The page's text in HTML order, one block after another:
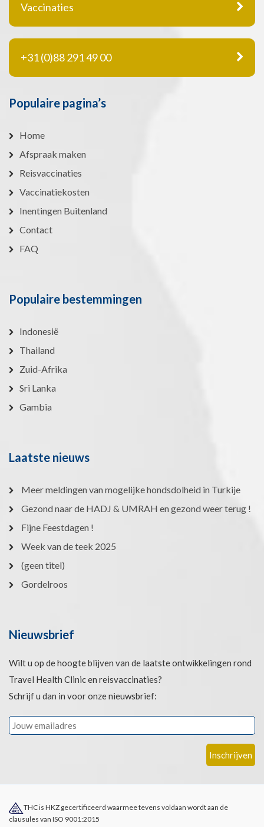
Vaccinaties
+31 (0)88 291 49 00
Populaire pagina’s
Home
Afspraak maken
Reisvaccinaties
Vaccinatiekosten
Inentingen Buitenland
Contact
FAQ
Populaire bestemmingen
Indonesië
Thailand
Zuid-Afrika
Sri Lanka
Gambia
Laatste nieuws
Meer meldingen van mogelijke hondsdolheid in Turkije
Gezond naar de HADJ & UMRAH en gezond weer terug !
Fijne Feestdagen !
Week van de teek 2025
(geen titel)
Gordelroos
Nieuwsbrief
Wilt u op de hoogte blijven van de laatste ontwikkelingen rond
Travel Health Clinic en reisvaccinaties?
Schrijf u dan in voor onze nieuwsbrief:
THC is HKZ gecertificeerd waarmee tevens voldaan wordt aan de
clausules van ISO 9001:2015